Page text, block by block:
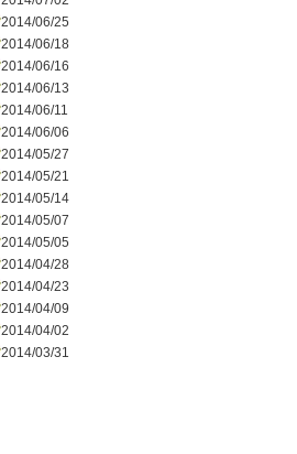
2014/06/25
2014/06/18
2014/06/16
2014/06/13
2014/06/11
2014/06/06
2014/05/27
2014/05/21
2014/05/14
2014/05/07
2014/05/05
2014/04/28
2014/04/23
2014/04/09
2014/04/02
2014/03/31